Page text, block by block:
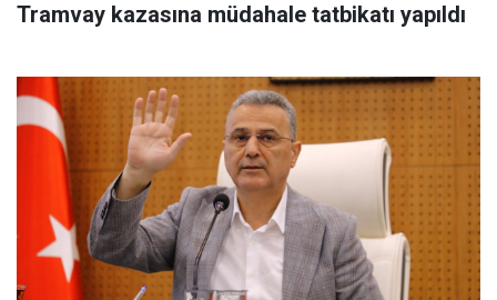
Tramvay kazasına müdahale tatbikatı yapıldı